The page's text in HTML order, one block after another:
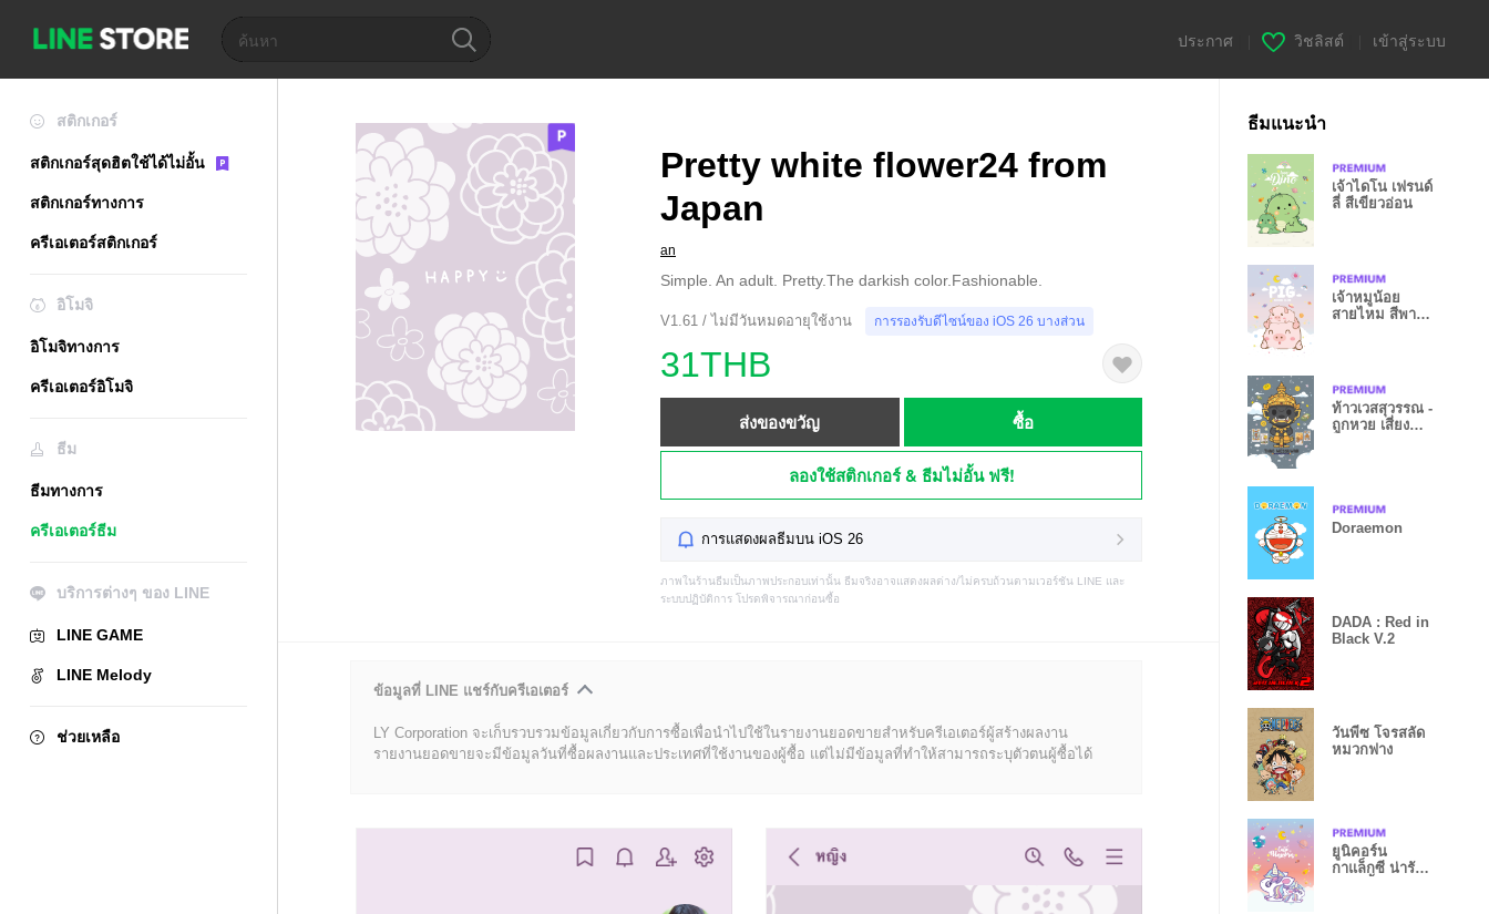
ประกาศ วิชลิสต์ เข้าสู่ระบบ
สติกเกอร์
สติกเกอร์สุดฮิตใช้ได้ไม่อั้น
สติกเกอร์ทางการ
ครีเอเตอร์สติกเกอร์
อิโมจิ
อิโมจิทางการ
ครีเอเตอร์อิโมจิ
ธีม
ธีมทางการ
ครีเอเตอร์ธีม
บริการต่างๆ ของ LINE
LINE GAME
LINE Melody
ช่วยเหลือ
Pretty white flower24 from
Japan
an
Simple. An adult. Pretty.The darkish color.Fashionable.
V1.61 / ไม่มีวันหมดอายุใช้งาน การรองรับดีไซน์ของ iOS 26 บางส่วน
31THB
ส่งของขวัญ ซื้อ
ลองใช้สติกเกอร์ & ธีมไม่อั้น ฟรี!
การแสดงผลธีมบน iOS 26
ภาพในร้านธีมเป็นภาพประกอบเท่านั้น ธีมจริงอาจแสดงผลต่าง/ไม่ครบถ้วนตามเวอร์ชัน LINE และ
ระบบปฏิบัติการ โปรดพิจารณาก่อนซื้อ
ข้อมูลที่ LINE แชร์กับครีเอเตอร์
LY Corporation จะเก็บรวบรวมข้อมูลเกี่ยวกับการซื้อเพื่อนำไปใช้ในรายงานยอดขายสำหรับครีเอเตอร์ผู้สร้างผลงาน
รายงานยอดขายจะมีข้อมูลวันที่ซื้อผลงานและประเทศที่ใช้งานของผู้ซื้อ แต่ไม่มีข้อมูลที่ทำให้สามารถระบุตัวตนผู้ซื้อได้
ธีมแนะนำ
เจ้าไดโน เฟรนด์
ลี่ สีเขียวอ่อน
เจ้าหมูน้อย
สายไหม สีพาส
ท้าวเวสสุวรรณ -
ถูกหวย เสี่ยง
Doraemon
DADA : Red in
Black V.2
วันพีซ โจรสลัด
หมวกฟาง
ยูนิคอร์น
กาแล็กซี น่ารัก